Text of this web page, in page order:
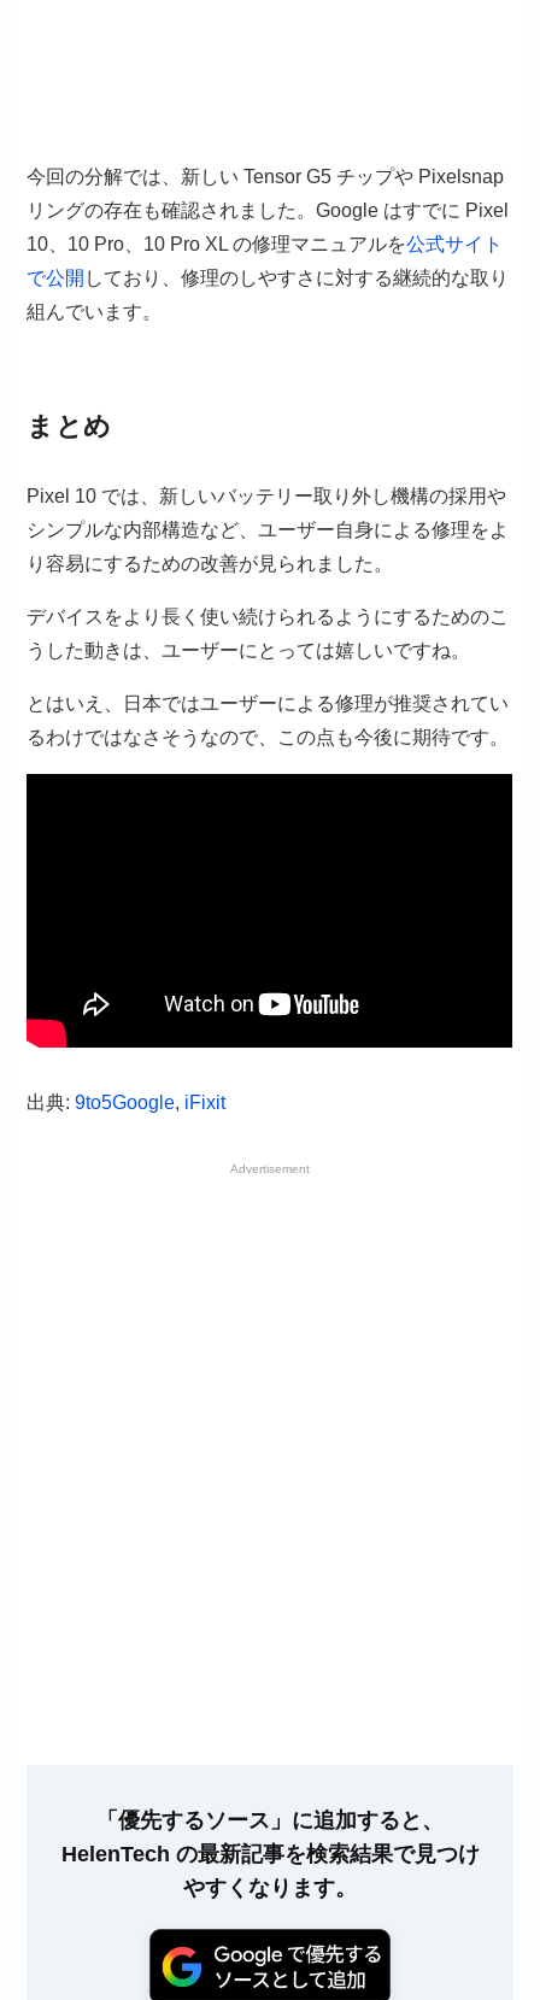
今回の分解では、新しい Tensor G5 チップや Pixelsnap
リングの存在も確認されました。Google はすでに Pixel
10、10 Pro、10 Pro XL の修理マニュアルを公式サイト
で公開 しており、修理のしやすさに対する継続的な取り
組んでいます。
まとめ
Pixel 10 では、新しいバッテリー取り外し機構の採用や
シンプルな内部構造など、ユーザー自身による修理をよ
り容易にするための改善が見られました。
デバイスをより長く使い続けられるようにするためのこ
うした動きは、ユーザーにとっては嬉しいですね。
とはいえ、日本ではユーザーによる修理が推奨されてい
るわけではなさそうなので、この点も今後に期待です。
出典:9to5Google, iFixit
Advertisement
「優先するソース」に追加すると、
HelenTech の最新記事を検索結果で見つけ
やすくなります。